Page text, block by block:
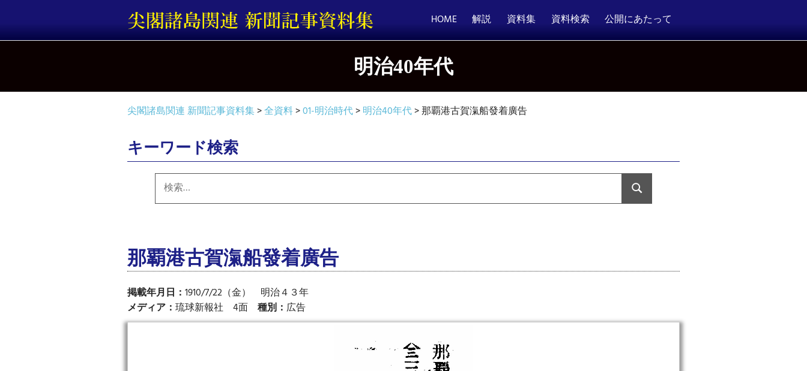
テ
ス
HOME 解説 資料集 資料検索 公開にあたって
明治40年代
尖閣諸島関連 新聞記事資料集>全資料>01-明治時代>明治40年代>那覇港古賀滊船發着廣告
キーワード検索
索:
検
索
那覇港古賀滊船發着廣告
掲載年月日： 1910/7/22（金） 明治４３年
メディア： 琉球新報社 4面 種別： 広告